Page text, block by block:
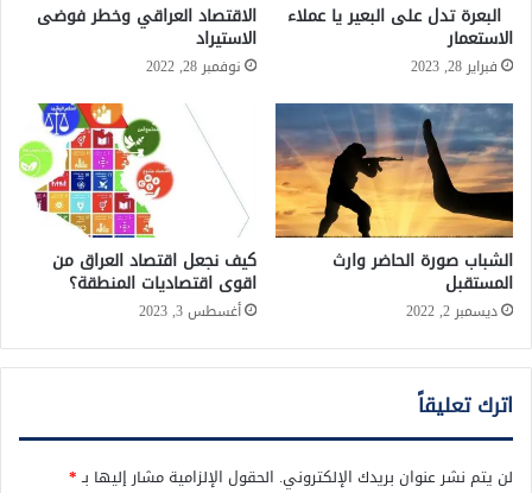
البعرة تدل على البعير يا عملاء
الاستعمار
فبراير 28, 2023
الاقتصاد العراقي وخطر فوضى
الاستيراد
نوفمبر 28, 2022
الشباب صورة الحاضر وارث
المستقبل
ديسمبر 2, 2022
كيف نجعل اقتصاد العراق من
اقوى اقتصاديات المنطقة؟
أغسطس 3, 2023
اترك تعليقاً
لن يتم نشر عنوان بريدك الإلكتروني. الحقول الإلزامية مشار إليها بـ*